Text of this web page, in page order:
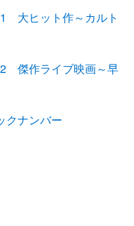
大ヒット作～カルト
傑作ライブ映画～早
ナンバー